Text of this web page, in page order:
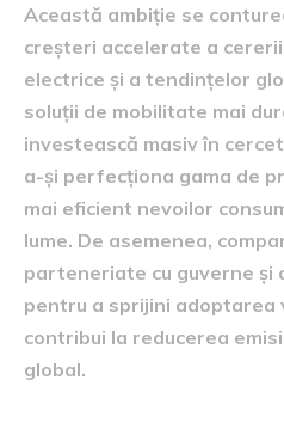
Această ambiție se
creșteri accelerate a
electrice și a tendințelor
soluții de mobilitate mai
investească masiv în
a-și perfecționa gama de
mai eficient nevoilor
lume. De asemenea,
parteneriate cu guverne
pentru a sprijini adoptarea
contribui la reducerea
global.